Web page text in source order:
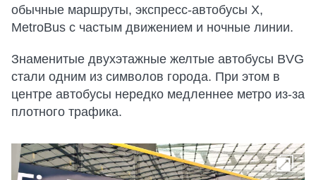
обычные маршруты, экспресс-автобусы X,
MetroBus с частым движением и ночные линии.
Знаменитые двухэтажные желтые автобусы BVG
стали одним из символов города. При этом в
центре автобусы нередко медленнее метро из-за
плотного трафика.